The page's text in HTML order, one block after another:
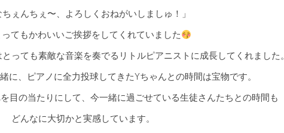
ちぇんちぇ〜、よろしくおねがいしましゅ！」
ってもかわいいご挨拶をしてくれていました
っても素敵な音楽を奏でるリトルピアニストに成長してくれました。
に、ピアノに全力投球してきたYちゃんとの時間は宝物です。
目の当たりにして、今一緒に過ごせている生徒さんたちとの時間も
どんなに大切かと実感しています。